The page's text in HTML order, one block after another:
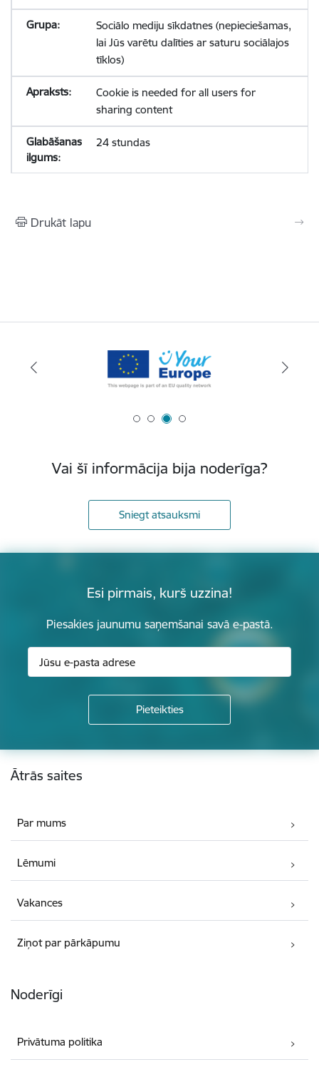
Sociālo mediju sīkdatnes (nepieciešamas,
lai Jūs varētu dalīties ar saturu sociālajos
tīklos)
Cookie is needed for all users for
sharing content
24 stundas
Drukāt lapu
Vai šī informācija bija noderīga?
Sniegt atsauksmi
Esi pirmais, kurš uzzina!
Piesakies jaunumu saņemšanai savā e-pastā.
Kājene
Ātrās saites
Par mums
Lēmumi
Vakances
Ziņot par pārkāpumu
Noderīgi
Privātuma politika